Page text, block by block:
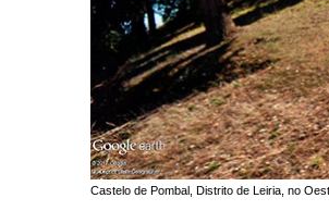
Castelo de Pombal, Distrito de Leiria, no